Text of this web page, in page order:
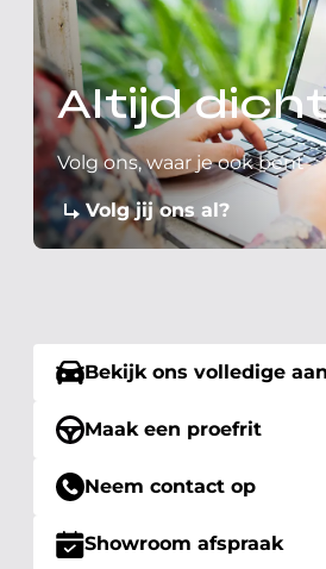
Altijd
Volg ons, waar je ook bent
Volg jij ons al?
Bekijk ons volledige
Maak een proefrit
Neem contact op
Showroom afspraak